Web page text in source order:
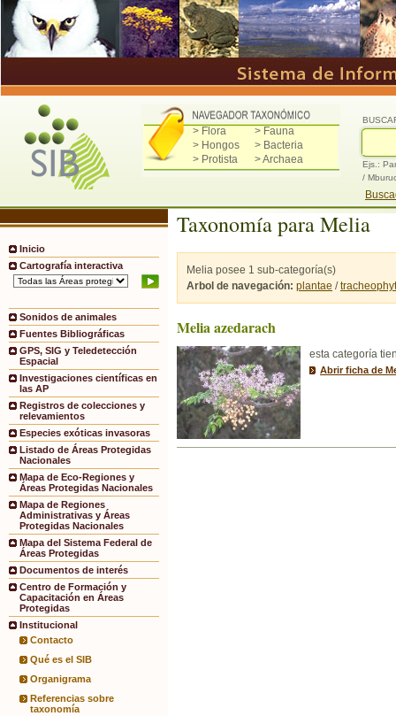
> Flora
> Fauna
> Hongos
> Bacteria
> Protista
> Archaea
Ejs.:
/
Inicio
Cartografía interactiva
Sonidos de animales
Fuentes Bibliográficas
GPS, SIG y Teledetección
Espacial
Investigaciones científicas en
las AP
Registros de colecciones y
relevamientos
Especies exóticas invasoras
Listado de Áreas Protegidas
Nacionales
Mapa de Eco-Regiones y
Áreas Protegidas Nacionales
Mapa de Regiones
Administrativas y Áreas
Protegidas Nacionales
Mapa del Sistema Federal de
Áreas Protegidas
Documentos de interés
Centro de Formación y
Capacitación en Áreas
Protegidas
Institucional
Contacto
Qué es el SIB
Organigrama
Referencias sobre
taxonomía
Taxonomía para Melia
Melia posee 1 sub-categoría(s)
Arbol de navegación: plantae /
Melia azedarach
esta categoría
Abrir ficha de